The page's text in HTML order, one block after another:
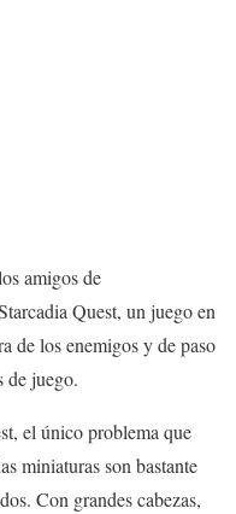
amigos de
Quest, un juego en
de los enemigos y de paso
de juego.
el único problema que
miniaturas son bastante
Con grandes cabezas,